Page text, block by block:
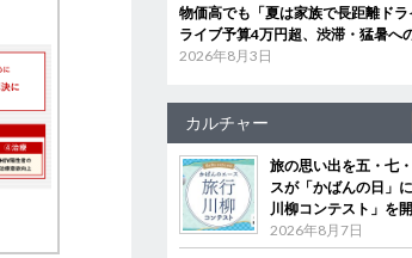
物価高でも「夏は家族で長距離ド
ライブ予算4万円超、渋滞・猛暑へ
2026年8月3日
カルチャー
旅の思い出を五・七
スが「かばんの日」
川柳コンテスト」を
2026年8月7日